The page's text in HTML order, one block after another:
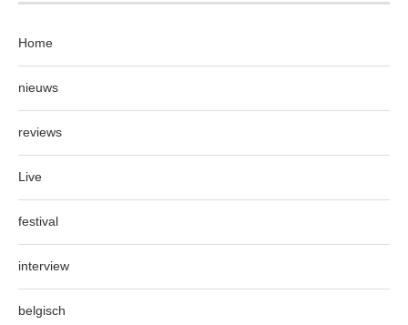
Home
nieuws
reviews
Live
festival
interview
belgisch